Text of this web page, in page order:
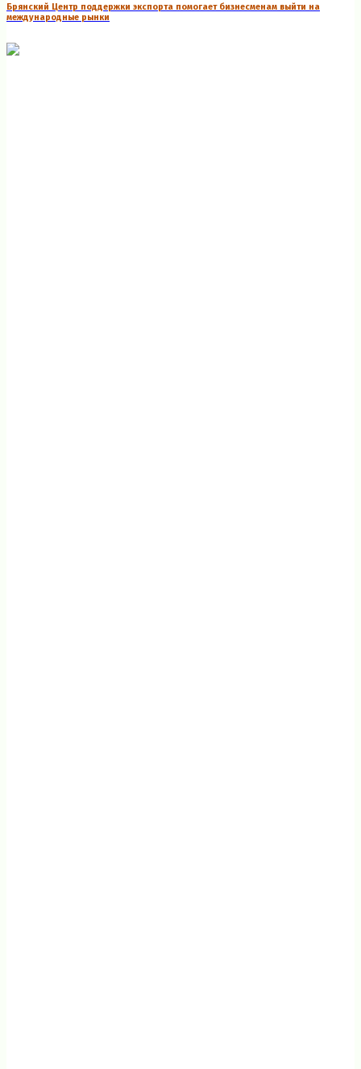
Брянский Центр поддержки экспорта помогает бизнесменам выйти на
международные рынки